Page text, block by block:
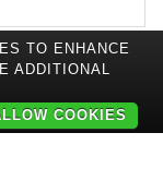
TO ENHANCE
ADDITIONAL
COOKIES